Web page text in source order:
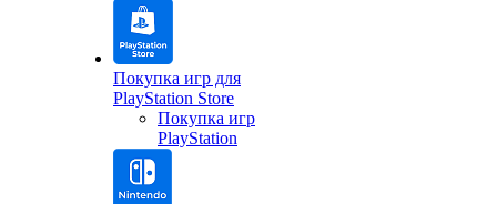
Покупка игр для
PlayStation Store
Покупка игр
PlayStation